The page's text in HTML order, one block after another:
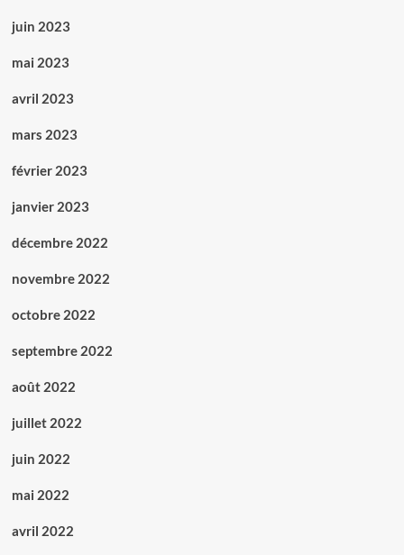
juin 2023
mai 2023
avril 2023
mars 2023
février 2023
janvier 2023
décembre 2022
novembre 2022
octobre 2022
septembre 2022
août 2022
juillet 2022
juin 2022
mai 2022
avril 2022